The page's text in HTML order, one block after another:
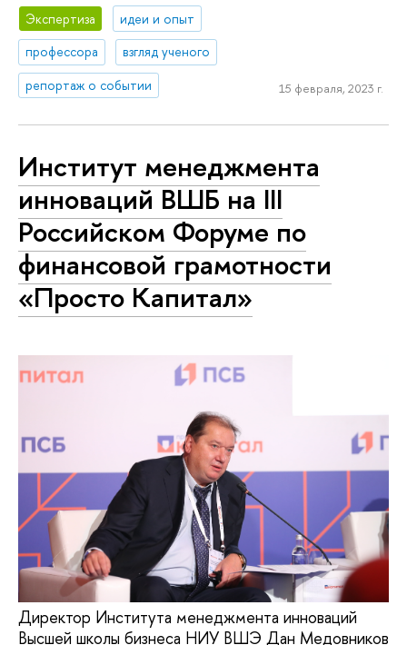
Экспертиза
идеи и опыт
профессора
взгляд ученого
репортаж о событии
15 февраля, 2023 г.
Институт менеджмента
инноваций ВШБ на III
Российском Форуме по
финансовой грамотности
«Просто Капитал»
Директор Института менеджмента инноваций
Высшей школы бизнеса НИУ ВШЭ Дан Медовников